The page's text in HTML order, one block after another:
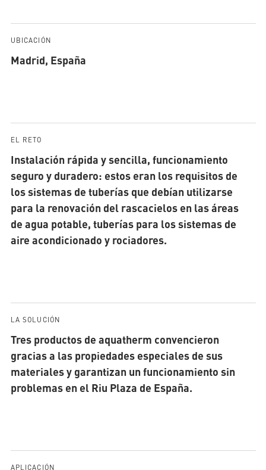
UBICACIÓN
Madrid, España
EL RETO
Instalación rápida y sencilla, funcionamiento
seguro y duradero: estos eran los requisitos de
los sistemas de tuberías que debían utilizarse
para la renovación del rascacielos en las áreas
de agua potable, tuberías para los sistemas de
aire acondicionado y rociadores.
LA SOLUCIÓN
Tres productos de aquatherm convencieron
gracias a las propiedades especiales de sus
materiales y garantizan un funcionamiento sin
problemas en el Riu Plaza de España.
APLICACIÓN